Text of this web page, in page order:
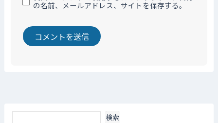
の名前、メールアドレス、サイトを保存する。
検索